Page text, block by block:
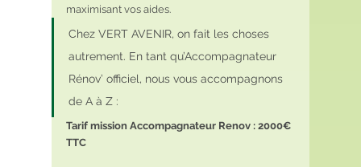
maximisant vos aides.
Chez VERT AVENIR, on fait les choses
autrement. En tant qu’Accompagnateur
Rénov’ officiel, nous vous accompagnons
de A à Z :
Tarif mission Accompagnateur Renov : 2000€
TTC